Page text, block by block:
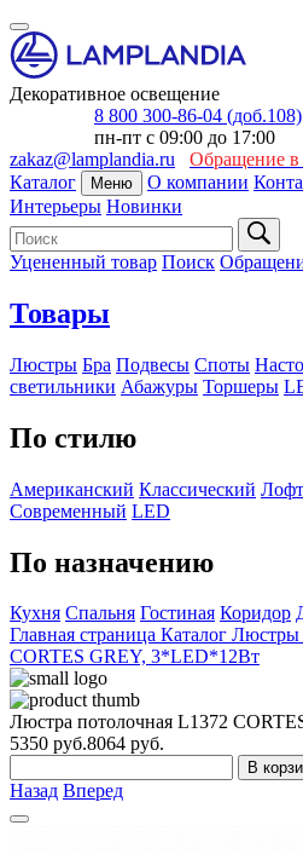
Декоративное освещение
8 800 300-86-04 (доб.108)
пн-пт с 09:00 до 17:00
zakaz@lamplandia.ru
Обращение в
Каталог
Меню О компании
Интерьеры Новинки
Уцененный товар Поиск
Товары
Люстры Бра Подвесы Споты
светильники Абажуры Торшеры
По стилю
Американский Классический Лофт
Современный LED
По назначению
Кухня Спальня Гостиная Коридор
Главная страница Каталог Люстры
CORTES GREY, 3*LED*12Вт
Люстра потолочная L1372
5350 руб.8064 руб.
В
Назад Вперед